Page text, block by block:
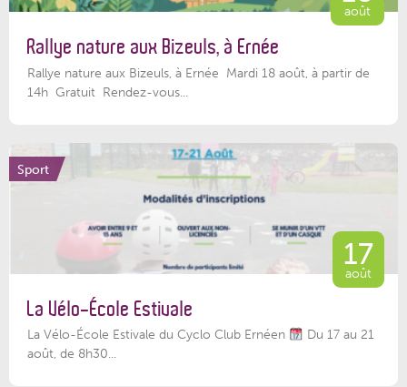
août
Rallye nature aux Bizeuls, à Ernée
Rallye nature aux Bizeuls, à Ernée Mardi 18 août, à partir de
14h Gratuit Rendez-vous...
Sport
17
août
La Vélo-École Estivale
La Vélo-École Estivale du Cyclo Club Ernéen
Du 17 au 21
août, de 8h30...